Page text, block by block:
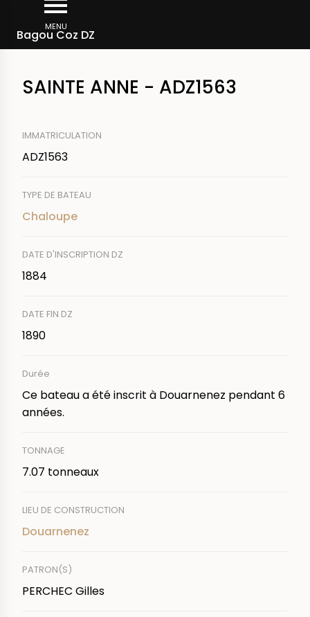
contenu
MENU
Bagou Coz DZ
d'Ariane
Rechercher un bateau
SAINTE ANNE - ADZ1563
IMMATRICULATION
ADZ1563
TYPE DE BATEAU
Chaloupe
DATE D'INSCRIPTION DZ
1884
DATE FIN DZ
1890
Durée
Ce bateau a été inscrit à Douarnenez pendant 6
années.
TONNAGE
7.07 tonneaux
LIEU DE CONSTRUCTION
Douarnenez
PATRON(S)
PERCHEC Gilles